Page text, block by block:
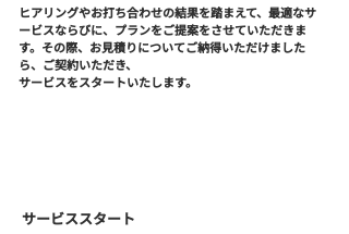
ヒアリングやお打ち合わせの結果を踏まえて、最適なサ
ービスならびに、プランをご提案をさせていただきま
す。その際、お見積りについてご納得いただけました
ら、ご契約いただき、
サービスをスタートいたします。
サービススタート